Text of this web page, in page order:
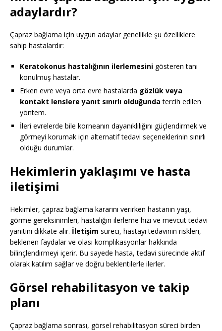
adaylardır?
Çapraz bağlama için uygun adaylar genellikle şu özelliklere
sahip hastalardır:
Keratokonus hastalığının ilerlemesini gösteren tanı
konulmuş hastalar.
Erken evre veya orta evre hastalarda gözlük veya
kontakt lenslere yanıt sınırlı olduğunda tercih edilen
yöntem.
İleri evrelerde bile korneanın dayanıklılığını güçlendirmek ve
görmeyi korumak için alternatif tedavi seçeneklerinin sınırlı
olduğu durumlar.
Hekimlerin yaklaşımı ve hasta
iletişimi
Hekimler, çapraz bağlama kararını verirken hastanın yaşı,
görme gereksinimleri, hastalığın ilerleme hızı ve mevcut tedavi
yanıtını dikkate alır. İletişim süreci, hastayı tedavinin riskleri,
beklenen faydalar ve olası komplikasyonlar hakkında
bilinçlendirmeyi içerir. Bu sayede hasta, tedavi sürecinde aktif
olarak katılım sağlar ve doğru beklentilerle ilerler.
Görsel rehabilitasyon ve takip
planı
Çapraz bağlama sonrası, görsel rehabilitasyon süreci birden